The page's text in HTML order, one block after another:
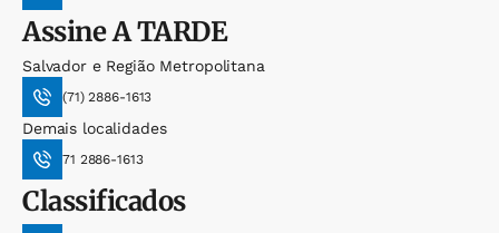
AssineA TARDE
Salvador e Região Metropolitana
(71) 2886-1613
Demais localidades
71 2886-1613
Classificados